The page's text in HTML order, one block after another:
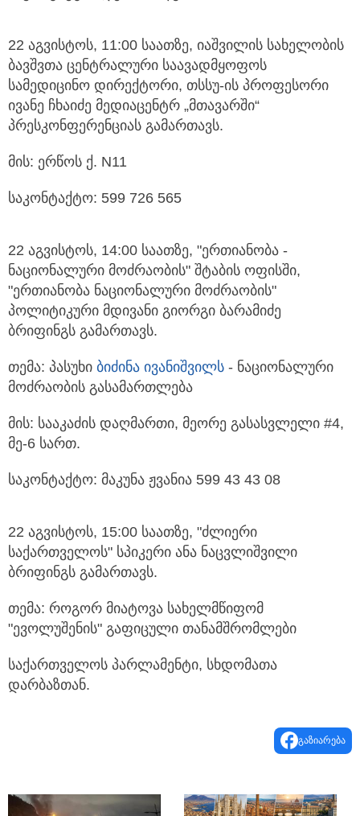
22 აგვისტოს, 11:00 საათზე, იაშვილის სახელობის
ბავშვთა ცენტრალური საავადმყოფოს
სამედიცინო დირექტორი, თსსუ-ის პროფესორი
ივანე ჩხაიძე მედიაცენტრ „მთავარში“
პრესკონფერენციას გამართავს.
მის: ერწოს ქ. N11
საკონტაქტო: 599 726 565
22 აგვისტოს, 14:00 საათზე, "ერთიანობა -
ნაციონალური მოძრაობის" შტაბის ოფისში,
"ერთიანობა ნაციონალური მოძრაობის"
პოლიტიკური მდივანი გიორგი ბარამიძე
ბრიფინგს გამართავს.
თემა: პასუხი ბიძინა ივანიშვილს - ნაციონალური
მოძრაობის გასამართლება
მის: სააკაძის დაღმართი, მეორე გასასვლელი #4,
მე-6 სართ.
საკონტაქტო: მაკუნა ჟვანია 599 43 43 08
22 აგვისტოს, 15:00 საათზე, "ძლიერი
საქართველოს" სპიკერი ანა ნაცვლიშვილი
ბრიფინგს გამართავს.
თემა: როგორ მიატოვა სახელმწიფომ
"ევოლუშენის" გაფიცული თანამშრომლები
საქართველოს პარლამენტი, სხდომათა
დარბაზთან.
გაზიარება